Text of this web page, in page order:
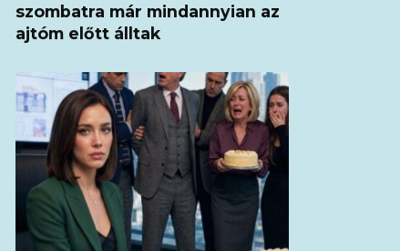
szombatra már mindannyian az
ajtóm előtt álltak